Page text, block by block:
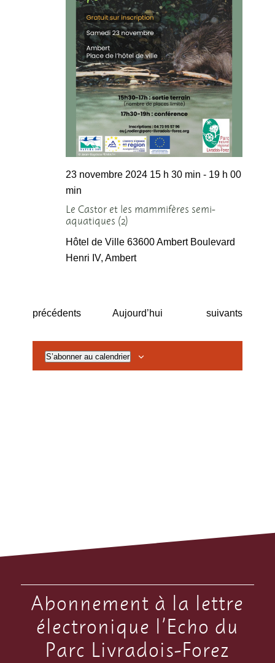
Le Castor et les mammifères semi-
aquatiques (2)
23 novembre 2024 15 h 30 min - 19 h 00
min
Hôtel de Ville 63600 Ambert Boulevard
Henri IV, Ambert
Évènements
précédents Aujourd’hui Évènements
suivants
S’abonner au calendrier
Abonnement à la lettre
électronique l’Echo du
Parc Livradois-Forez